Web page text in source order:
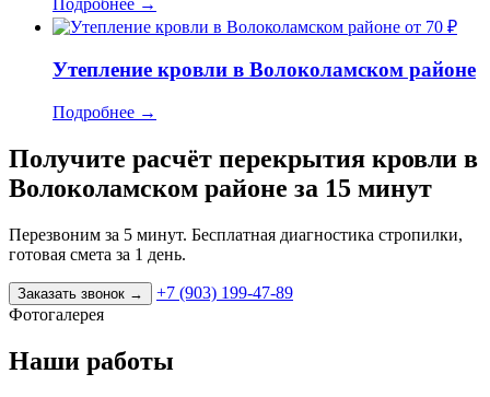
от 70 ₽
Утепление кровли в Волоколамском районе
Подробнее →
Получите расчёт перекрытия кровли в
Волоколамском районе за 15 минут
Перезвоним за 5 минут. Бесплатная диагностика стропилки,
готовая смета за 1 день.
Заказать звонок →
+7 (903) 199-47-89
Фотогалерея
Наши работы